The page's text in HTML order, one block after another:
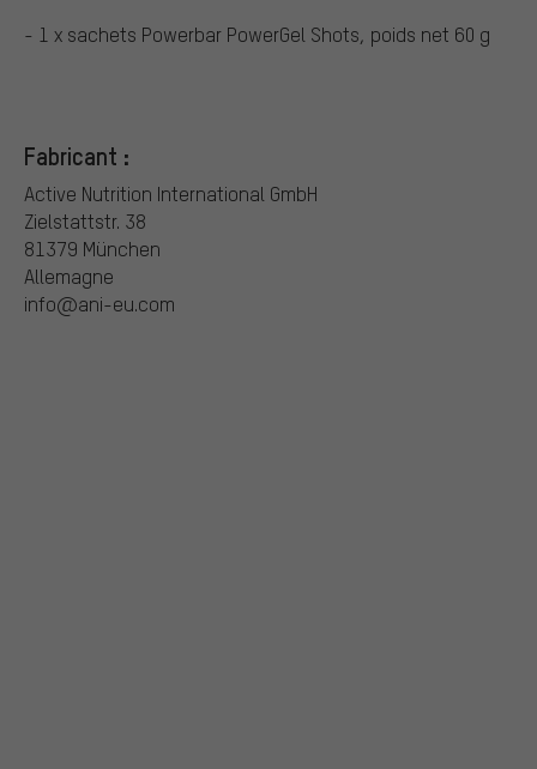
- 1 x sachets Powerbar PowerGel Shots, poids net 60 g
Fabricant :
Active Nutrition International GmbH
Zielstattstr. 38
81379 München
Allemagne
info@ani-eu.com